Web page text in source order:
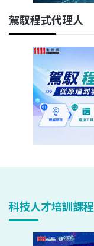
駕馭程式代理人
科技人才培訓課程